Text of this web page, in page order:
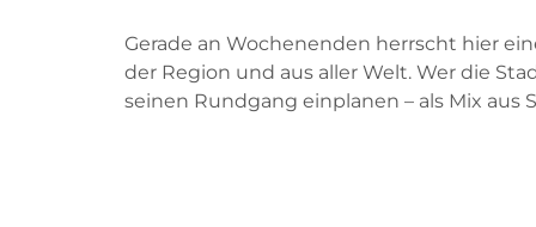
Gerade an Wochenenden herrscht hier
der Region und aus aller Welt. Wer die
seinen Rundgang einplanen – als Mix